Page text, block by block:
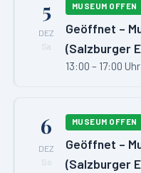
5
DEZ
Sa
MUSEUM OFFEN
Geöffnet –
(Salzburger
13:00 – 17:00 Uhr
6
DEZ
So
MUSEUM OFFEN
Geöffnet –
(Salzburger